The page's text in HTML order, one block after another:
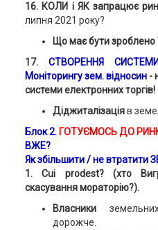
16. КОЛИ і ЯК запрацює
липня 2021 року?
Що має бути
17.СТВОРЕННЯ
Моніторингу зем. відносин-
системи електронних торгів!
Діджиталізаціяв
Блок 2. ГОТУЄМОСЬ ДО
ВЖЕ?
Як збільшити / не
1.
Cui prodest? (хто
скасування мораторію?).
Власники
дорожче.